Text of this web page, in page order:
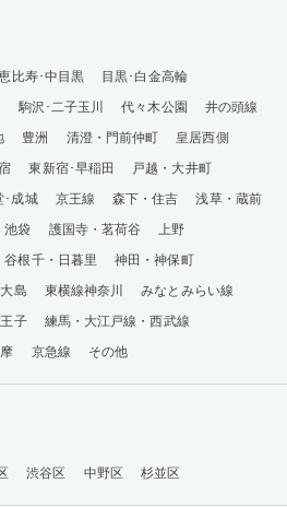
比寿･中目黒
目黒･白金高輪
駒沢･二子玉川 代々木公園
井の頭線
豊洲 清澄・門前仲町
皇居西側
東新宿･早稲田
戸越・大井町
･成城 京王線 森下・住吉
浅草・蔵前
池袋 護国寺・茗荷谷
上野
谷根千・日暮里
神田・神保町
島 東横線神奈川
みなとみらい線
子
練馬・大江戸線・西武線
京急線 その他
渋谷区 中野区 杉並区